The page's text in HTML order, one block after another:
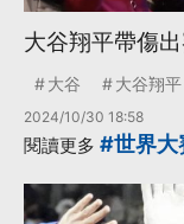
大谷翔平帶傷
大谷 大谷翔平
2024/10/30 18:58
閱讀更多 #世界大